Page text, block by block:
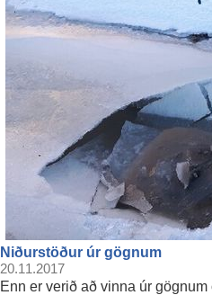
Niðurstöður úr gögnum
20.11.2017
Enn er verið að vinna úr